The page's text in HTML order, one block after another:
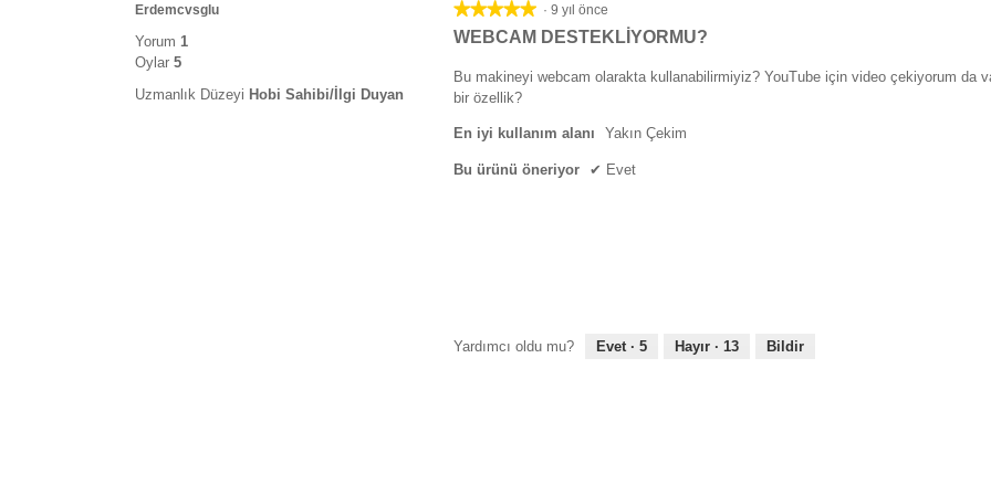
Erdemcvsglu
Yorum 1
Oylar 5
Uzmanlık Düzeyi Hobi Sahibi/İlgi Duyan
★★★★★
★★★★★
5/5
· 9 yıl önce
WEBCAM DESTEKLIYORMU?
Bu makineyi webcam olarakta kullanabilirmiyiz? YouTube için video çekiyorum da
bir özellik?
En iyi kullanım alanı Yakın Çekim
Bu ürünü öneriyor ✔ Evet
Yardımcı oldu mu?
Evet · 5 Hayır · 13 Bildir